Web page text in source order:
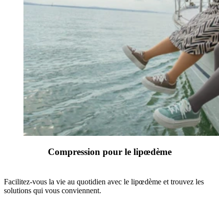
Compression pour le lipœdème
Facilitez-vous la vie au quotidien avec le lipœdème et trouvez les
solutions qui vous conviennent.